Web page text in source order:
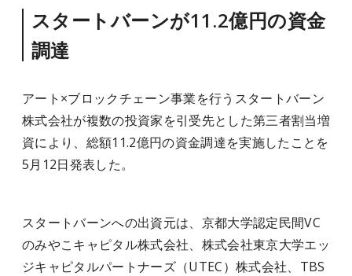
スタートバーンが11.2億円の資金
調達
アート×ブロックチェーン事業を行うスタートバーン
株式会社が複数の投資家を引受先とした第三者割当増
資により、総額11.2億円の資金調達を実施したことを
5月12日発表した。
スタートバーンへの出資元は、京都大学認定民間VC
のみやこキャピタル株式会社、株式会社東京大学エッ
ジキャピタルパートナーズ（UTEC）株式会社、TBS